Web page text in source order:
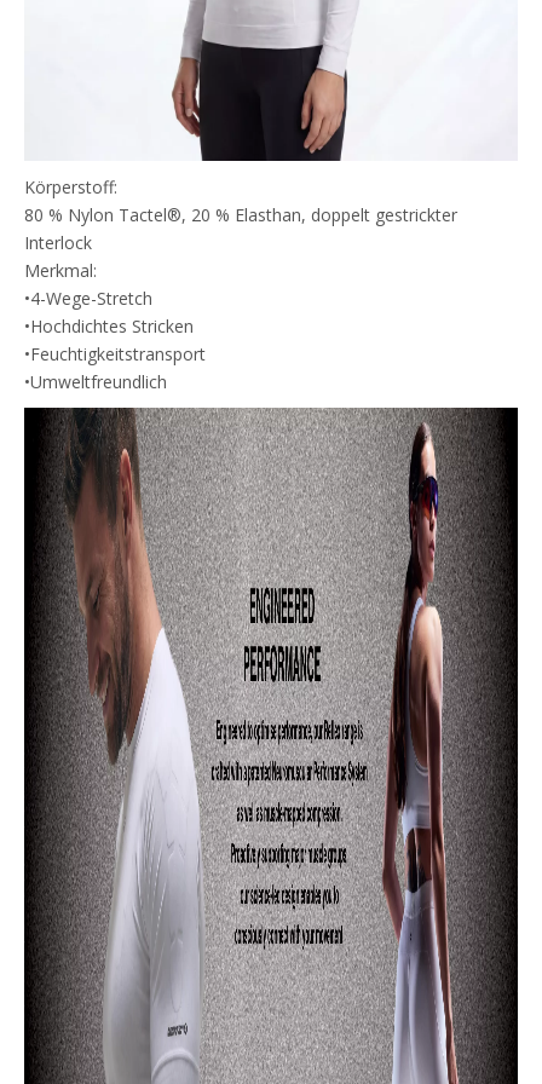
Körperstoff:
80 % Nylon Tactel®, 20 % Elasthan, doppelt gestrickter
Interlock
Merkmal:
•4-Wege-Stretch
•Hochdichtes Stricken
•Feuchtigkeitstransport
•Umweltfreundlich